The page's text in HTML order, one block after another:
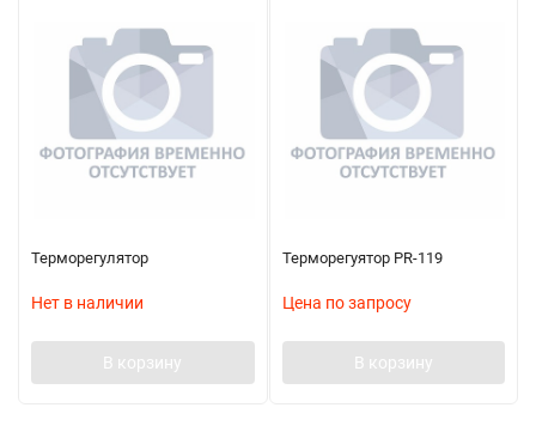
Терморегулятор
Нет в наличии
В корзину
Терморегуятор PR-119
Цена по запросу
В корзину